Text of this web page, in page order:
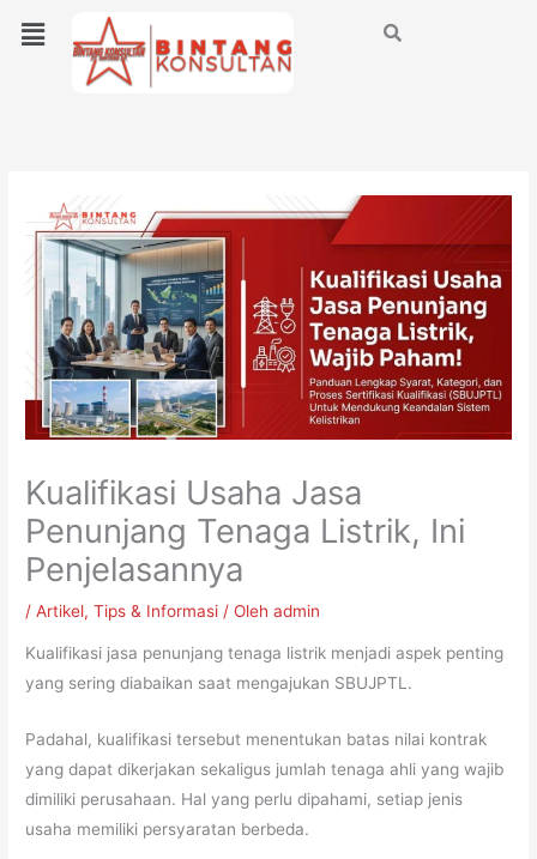
Menu
Kualifikasi Usaha Jasa
Penunjang Tenaga Listrik, Ini
Penjelasannya
/Artikel,Tips & Informasi / Olehadmin
Kualifikasi jasa penunjang tenaga listrik menjadi aspek penting
yang sering diabaikan saat mengajukan SBUJPTL.
Padahal, kualifikasi tersebut menentukan batas nilai kontrak
yang dapat dikerjakan sekaligus jumlah tenaga ahli yang wajib
dimiliki perusahaan. Hal yang perlu dipahami, setiap jenis
usaha memiliki persyaratan berbeda.